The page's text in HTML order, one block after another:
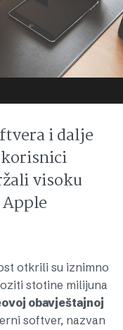
i dalje
visoku
otkrili su iznimno
stotine milijuna
obavještajnoj
softver, nazvan